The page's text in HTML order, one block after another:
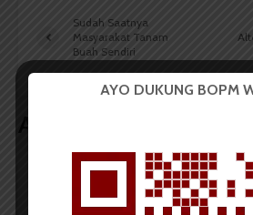
Sudah Saatnya
Masyarakat Tanam
Buah Sendiri
BERITA KAMPUS
AYO DUKUNG BOPM